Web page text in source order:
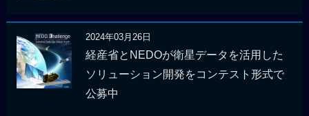
2024年03月26日
経産省とNEDOが衛星データを活用した
ソリューション開発をコンテスト形式で
公募中